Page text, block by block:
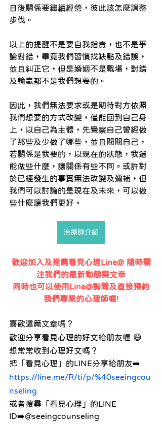
日後關係要繼續經營，彼此該怎麼調整
步伐。
以上的提醒不是要自我指責，也不是爭
論對錯，畢竟我們習慣找缺點及錯誤，
並且糾正它，但是婚姻不是戰場，對錯
及輸贏都不是我們想要的。
因此，我們無法要求或是期待對方依照
我們想要的方式改變，僅能回到自己身
上，以自己為主體，先覺察自己曾經做
了那些及少做了哪些，並且問問自己，
若關係是我要的，以現在的狀態，我還
能做些什麼，讓關係有些不同。或許對
於已經發生的事實無法改變及彌補，但
我們可以討論的是現在及未來，可以做
些什麼讓我們更好。
治療師介紹
歡迎加入及推薦看見心理Line@ 隨時關
注我們的最新動態與文章
同時也可以使用Line@詢問及直接預約
我們專業的心理師喔!
喜歡這篇文章嗎？
歡迎分享看見心理的好文給朋友喔 😄
想常常收到心理好文嗎？
把「看見心理」的LINE分享給朋友➡️
https://line.me/R/ti/p/%40seeingcou
nseling
或者搜尋「看見心理」的LINE
ID➡️@seeingcounseling